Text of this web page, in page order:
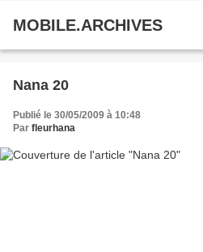
MOBILE.ARCHIVES
Nana 20
Publié le 30/05/2009 à 10:48
Par fleurhana